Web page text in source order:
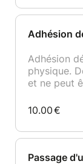
Adhésion
Adhésion
physique.
et ne peut
10.00€
Passage